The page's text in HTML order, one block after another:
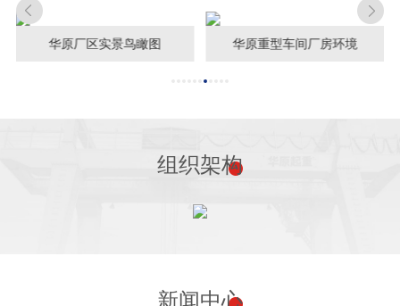
华原厂区实景鸟瞰图 华原重型车间厂房环境
组织架构
新闻中心